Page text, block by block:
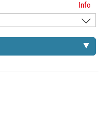
Info